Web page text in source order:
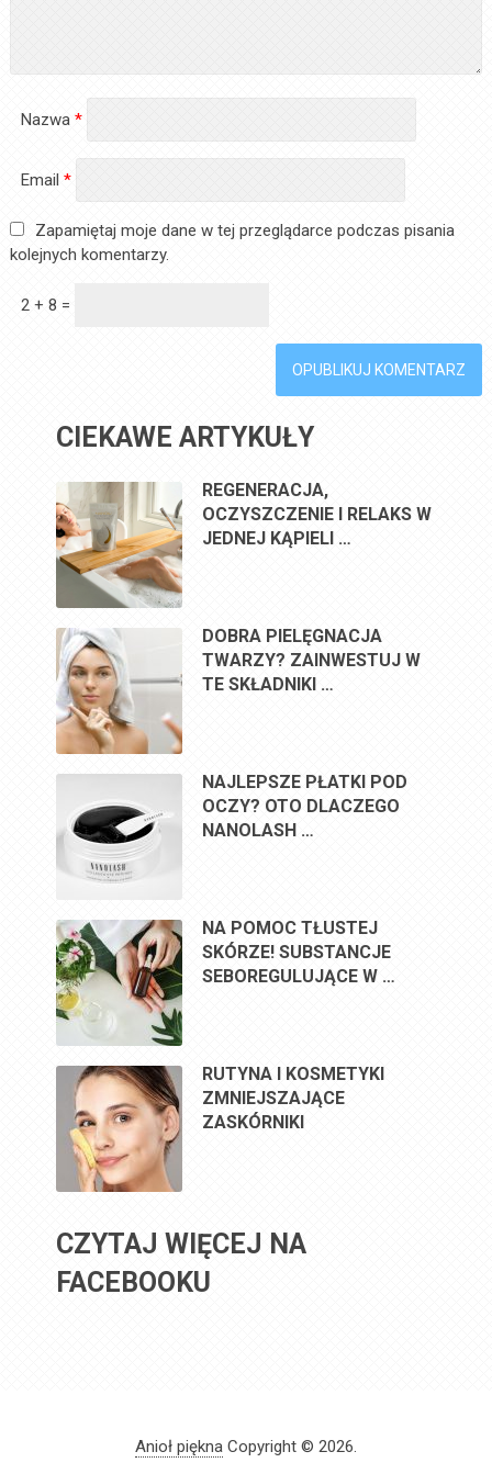
Nazwa *
Email *
Zapamiętaj moje dane w tej przeglądarce podczas pisania
kolejnych komentarzy.
2 + 8 =
CIEKAWE ARTYKUŁY
REGENERACJA,
OCZYSZCZENIE I RELAKS W
JEDNEJ KĄPIELI …
DOBRA PIELĘGNACJA
TWARZY? ZAINWESTUJ W
TE SKŁADNIKI …
NAJLEPSZE PŁATKI POD
OCZY? OTO DLACZEGO
NANOLASH …
NA POMOC TŁUSTEJ
SKÓRZE! SUBSTANCJE
SEBOREGULUJĄCE W …
RUTYNA I KOSMETYKI
ZMNIEJSZAJĄCE
ZASKÓRNIKI
CZYTAJ WIĘCEJ NA
FACEBOOKU
Anioł pięknaCopyright © 2026.